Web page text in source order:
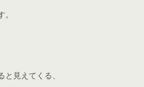
見えてくる、